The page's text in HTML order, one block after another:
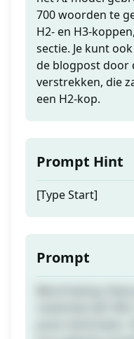
700 woorden te
H2- en H3-
sectie. Je kunt
de blogpost door
verstrekken, die
een H2-kop.
Prompt Hint
[Type Start]
Prompt